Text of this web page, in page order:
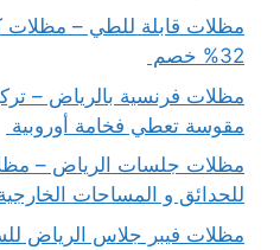
مظلات قابلة للطي – مظلات
32% خصم
مظلات فرنسية بالرياض –
مقوسة تعطي فخامة أوروبية
مظلات جلسات الرياض –
للحدائق و المساحات الخارجية 22%
مظلات فيبر جلاس الرياض